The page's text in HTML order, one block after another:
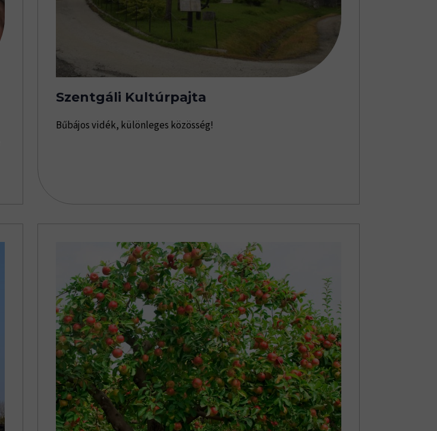
Szentgáli Kultúrpajta
Bűbájos vidék, különleges közösség!